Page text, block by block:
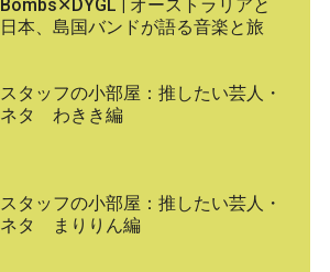
Bombs✕DYGL | オーストラリアと
日本、島国バンドが語る音楽と旅
スタッフの小部屋：推したい芸人・
ネタ わきき編
スタッフの小部屋：推したい芸人・
ネタ まりりん編